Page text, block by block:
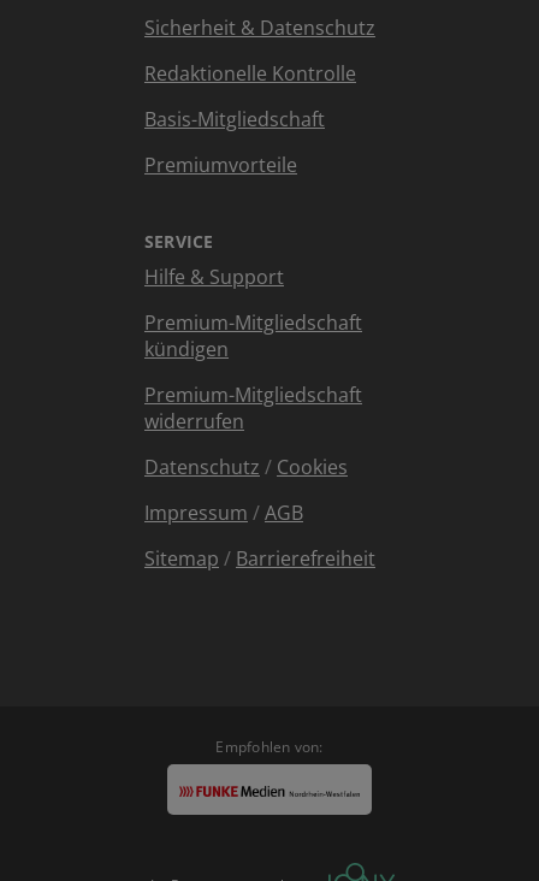
Sicherheit & Datenschutz
Redaktionelle Kontrolle
Basis-Mitgliedschaft
Premiumvorteile
SERVICE
Hilfe & Support
Premium-Mitgliedschaft
kündigen
Premium-Mitgliedschaft
widerrufen
Datenschutz / Cookies
Impressum /AGB
Sitemap / Barrierefreiheit
Empfohlen von: